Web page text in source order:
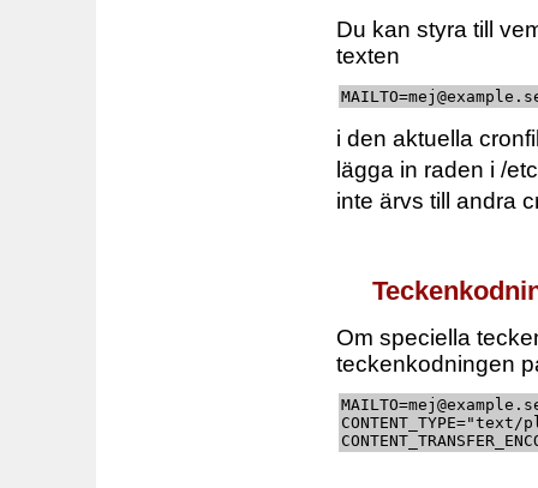
Du kan styra till
texten
i den aktuella
lägga in raden i /
inte ärvs till andra
Om speciella
teckenkodningen